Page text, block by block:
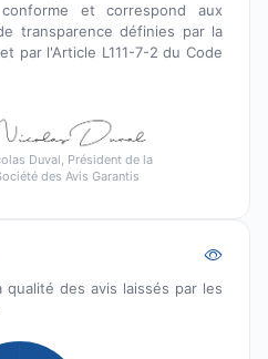
et correspond aux
transparence définies par la
par l'Article L111-7-2 du Code
Duval, Président de la
des Avis Garantis
qualité des avis laissés par les